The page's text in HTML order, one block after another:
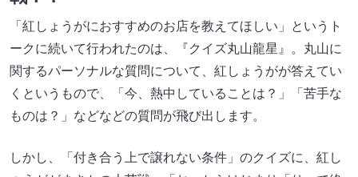
「紅しょうがにおすすめのお店を教えてほしい」というト
ークに続いて行われたのは、『クイズ丸山龍星』。丸山に
関するパーソナルな質問について、紅しょうがが答えてい
くというもので、「今、熱中していることは？」「苦手な
ものは？」などなどの質問が飛び出します。
しかし、「付き合う上で譲れない条件」のクイズに、紅し